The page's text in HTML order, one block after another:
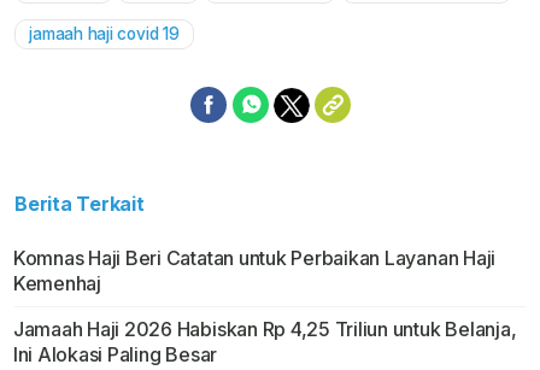
jamaah haji covid 19
Berita Terkait
Komnas Haji Beri Catatan untuk Perbaikan Layanan Haji
Kemenhaj
Jamaah Haji 2026 Habiskan Rp 4,25 Triliun untuk Belanja,
Ini Alokasi Paling Besar